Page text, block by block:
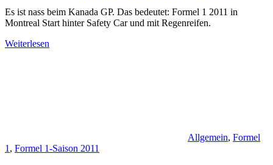
Es ist nass beim Kanada GP. Das bedeutet: Formel 1 2011 in
Montreal Start hinter Safety Car und mit Regenreifen.
Weiterlesen
Allgemein, Formel
1 , Formel 1-Saison 2011